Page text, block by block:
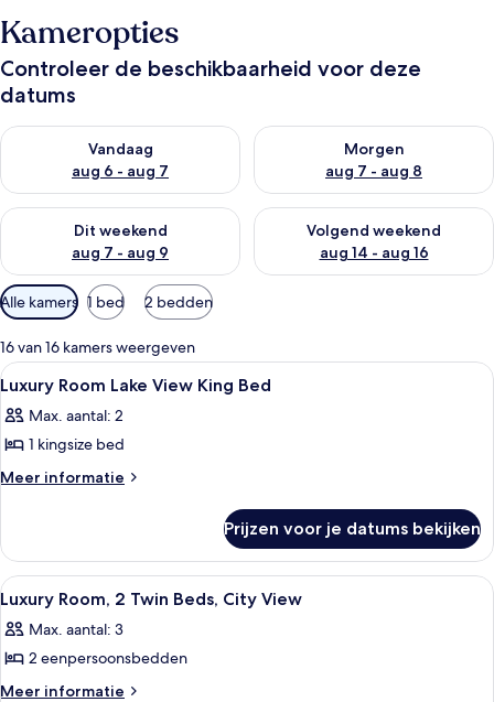
Kameropties
Controleer de beschikbaarheid voor deze
datums
Vandaag
aug 6 - aug 7
De beschikbaarheid controleren voor vanavond aug 6 - aug 7
Morgen
aug 7 - aug 8
De beschikbaarheid
Dit weekend
aug 7 - aug 9
De beschikbaarheid controleren voor dit weekend aug 7 -
Volgend weekend
aug 14 - aug 16
De beschikbaarheid
Beschikbare
filters
voor
kamers
Alle kamers 1 bed 2 bedden
16 van 16 kamers weergeven
Alle
foto's
voor
Luxury
Room
King
Bed
laden
Luxe beddengoed, een minibar, een
8
Luxury Room Lake View King Bed
Max. aantal: 2
1 kingsize bed
Meer informatie
Meer
Room
Lake
View
Bed
Prijzen voor je datums bekijken
Alle
foto's
voor
Luxury
Room,
Luxe beddengoed, een minibar, een
4
Luxury Room, 2 Twin Beds, City View
Max. aantal: 3
2 eenpersoonsbedden
Meer informatie
Meer